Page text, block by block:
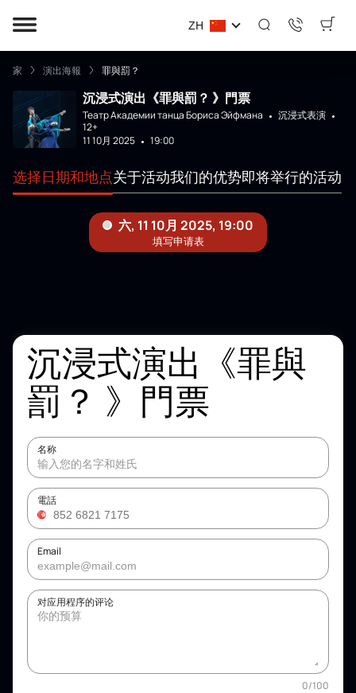
ZH
家 演出海報 罪與罰？
沉浸式演出《罪與罰？ 》門票
Театр Академии танца Бориса Эйфмана
沉浸式表演
12+
11 10月 2025
19:00
选择日期和地点关于活动我们的优势即将举行的活动
沉浸式演出《罪與
罰？ 》門票
名称
電話
Email
对应用程序的评论
0/100